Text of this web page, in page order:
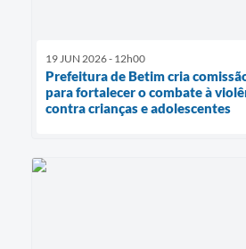
19 JUN 2026 - 12h00
Prefeitura de Betim cria
para fortalecer o combate à
contra crianças e adolescentes